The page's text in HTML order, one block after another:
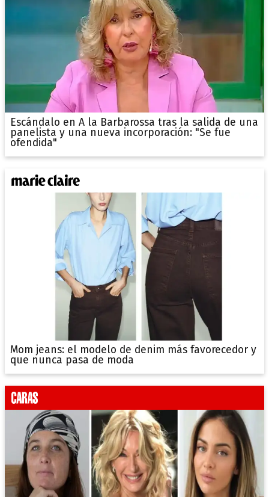
Escándalo en A la Barbarossa tras la salida de una
panelista y una nueva incorporación: "Se fue
ofendida"
Mom jeans: el modelo de denim más favorecedor y
que nunca pasa de moda